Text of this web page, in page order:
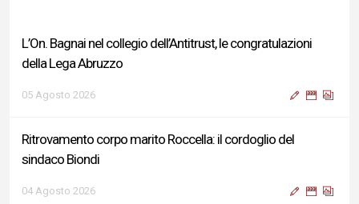
L’On. Bagnai nel collegio dell’Antitrust, le congratulazioni
della Lega Abruzzo
05 Agosto 2026
Ritrovamento corpo marito Roccella: il cordoglio del
sindaco Biondi
04 Agosto 2026